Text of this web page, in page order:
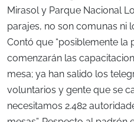
Mirasol y Parque Nacional
parajes, no son comunas ni
Contó que “posiblemente la
comenzarán las
mesa; ya han salido los
voluntarios y gente que se
necesitamos 2.482